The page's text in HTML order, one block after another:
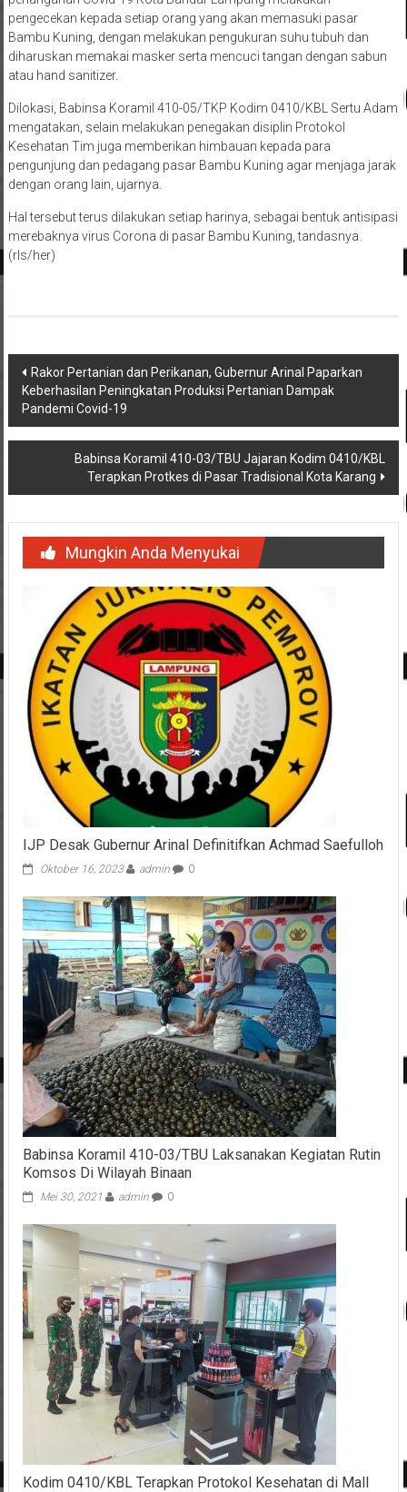
pengecekan kepada setiap orang yang akan memasuki pasar
Bambu Kuning, dengan melakukan pengukuran suhu tubuh dan
diharuskan memakai masker serta mencuci tangan dengan sabun
atau hand sanitizer.
Dilokasi, Babinsa Koramil 410-05/TKP Kodim 0410/KBL Sertu Adam
mengatakan, selain melakukan penegakan disiplin Protokol
Kesehatan Tim juga memberikan himbauan kepada para
pengunjung dan pedagang pasar Bambu Kuning agar menjaga jarak
dengan orang lain, ujarnya.
Hal tersebut terus dilakukan setiap harinya, sebagai bentuk antisipasi
merebaknya virus Corona di pasar Bambu Kuning, tandasnya.
(rls/her)
Navigasi
pos
Rakor Pertanian dan Perikanan, Gubernur Arinal Paparkan
Keberhasilan Peningkatan Produksi Pertanian Dampak
Pandemi Covid-19
Babinsa Koramil 410-03/TBU Jajaran Kodim 0410/KBL
Terapkan Protkes di Pasar Tradisional Kota Karang
Mungkin Anda Menyukai
IJP Desak Gubernur Arinal Definitifkan Achmad Saefulloh
Oktober 16, 2023 admin 0
Babinsa Koramil 410-03/TBU Laksanakan Kegiatan Rutin
Komsos Di Wilayah Binaan
Mei 30, 2021 admin 0
Kodim 0410/KBL Terapkan Protokol Kesehatan di Mall